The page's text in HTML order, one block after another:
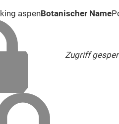
aspenBotanischer Name
Zugriff